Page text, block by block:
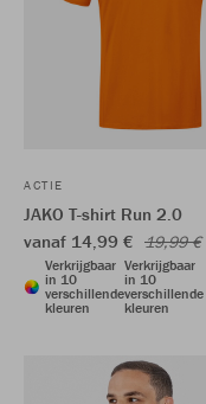
ACTIE
JAKO T-shirt Run 2.0
vanaf 14,99 € 19,99 €
Verkrijgbaar
in 10
verschillende
kleuren
Verkrijgbaar
in 10
verschillende
kleuren